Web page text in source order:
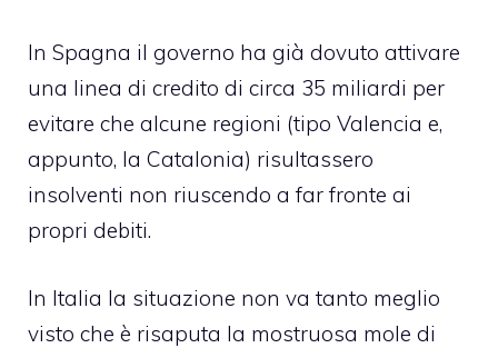
In Spagna il governo ha già dovuto attivare
una linea di credito di circa 35 miliardi per
evitare che alcune regioni (tipo Valencia e,
appunto, la Catalonia) risultassero
insolventi non riuscendo a far fronte ai
propri debiti.
In Italia la situazione non va tanto meglio
visto che è risaputa la mostruosa mole di